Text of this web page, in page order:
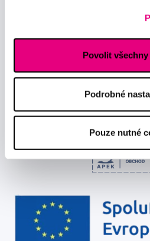
Povolit
Podrobné
Pouze nutné
a souhlasím sezpracováním